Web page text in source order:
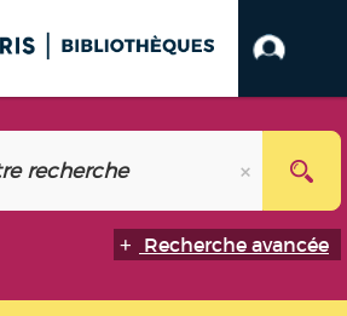
Recherche avancée